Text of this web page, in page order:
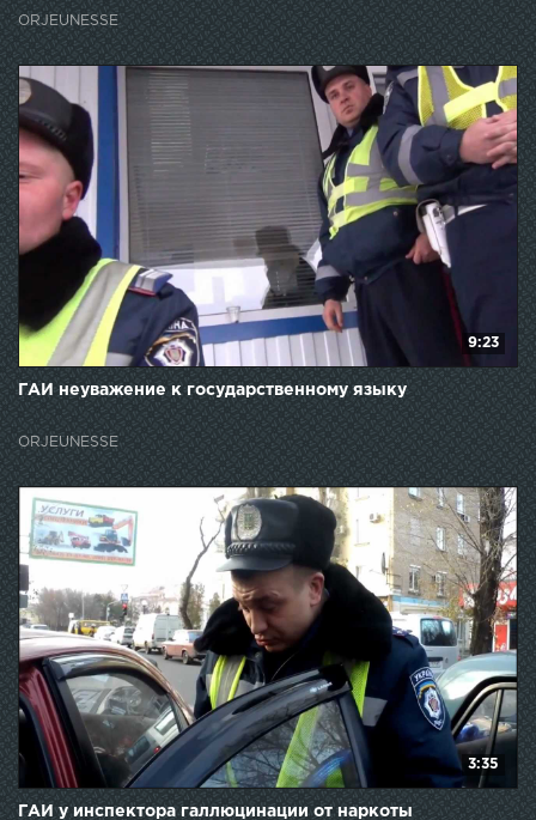
ORJEUNESSE
9:23
ГАИ неуважение к государственному языку
ORJEUNESSE
3:35
ГАИ у инспектора галлюцинации от наркоты